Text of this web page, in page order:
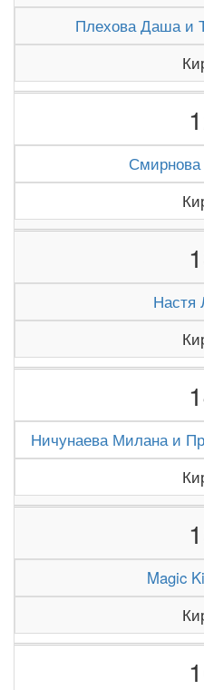
Плехова Даша и
Смирнова
Настя
Ничунаева Милана и
Magic